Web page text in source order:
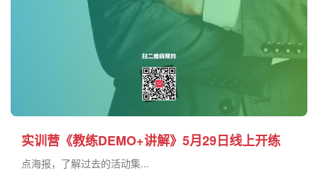
实训营《教练DEMO+讲解》5月29日线上开练
点海报，了解过去的活动集...